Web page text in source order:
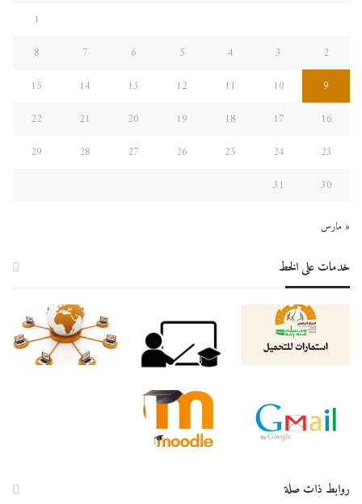
1
2
3
4
5
6
7
8
9
10
11
12
13
14
15
16
17
18
19
20
21
22
23
24
25
26
27
28
29
30
31
« مارس
خدمات على الخط
روابط ذات صلة